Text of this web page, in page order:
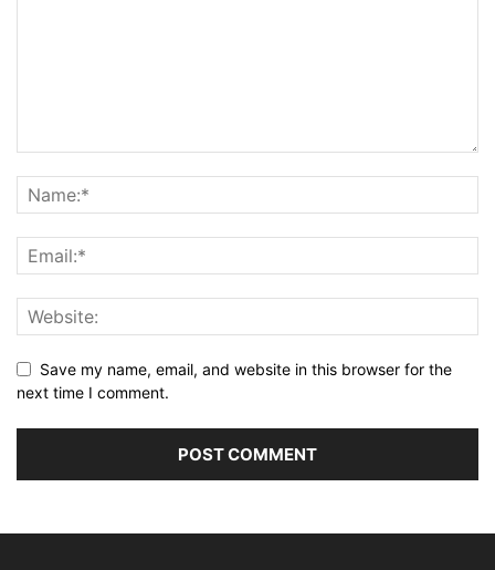
Save my name, email, and website in this browser for the
next time I comment.